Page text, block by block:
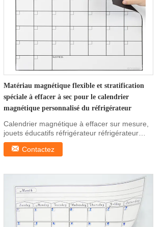
Matériau magnétique flexible et stratification
spéciale à effacer à sec pour le calendrier
magnétique personnalisé du réfrigérateur
Calendrier magnétique à effacer sur mesure,
jouets éducatifs réfrigérateur réfrigérateur
aimant ...
Contactez